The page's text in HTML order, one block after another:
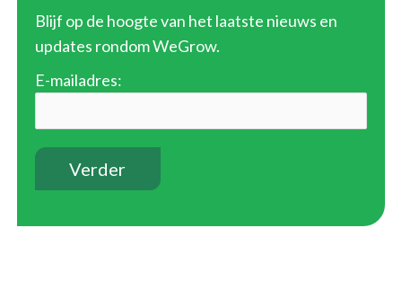
Blijf op de hoogte van het laatste nieuws en
updates rondom WeGrow.
E-mailadres: